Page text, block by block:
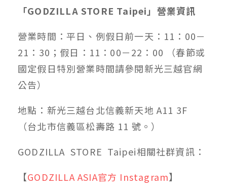
「GODZILLA STORE Taipei」營業資訊
營業時間：平日、例假日前一天：11：00－
21：30；假日：11：00－22：00 （春節或
國定假日特別營業時間請參閱新光三越官網
公告）
地點：新光三越台北信義新天地 A11 3F
（台北市信義區松壽路 11 號。）
GODZILLA STORE Taipei相關社群資訊：
【GODZILLA ASIA官方 Instagram】